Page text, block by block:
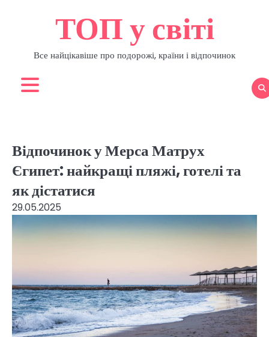
ТОП у світі
Все найцікавіше про подорожі, країни і відпочинок
Відпочинок у Мерса Матрух
Єгипет: найкращі пляжі, готелі та
як дістатися
29.05.2025